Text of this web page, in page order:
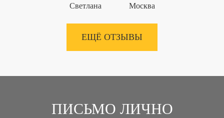
Светлана Москва
ЕЩЁ ОТЗЫВЫ
ПИСЬМО ЛИЧНО